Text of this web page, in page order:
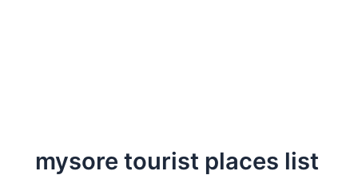
mysore tourist places list